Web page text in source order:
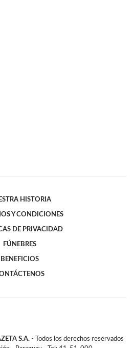
HISTORIA
Y CONDICIONES
DE PRIVACIDAD
FÚNEBRES
BENEFICIOS
S.A. - Todos los derechos reservados